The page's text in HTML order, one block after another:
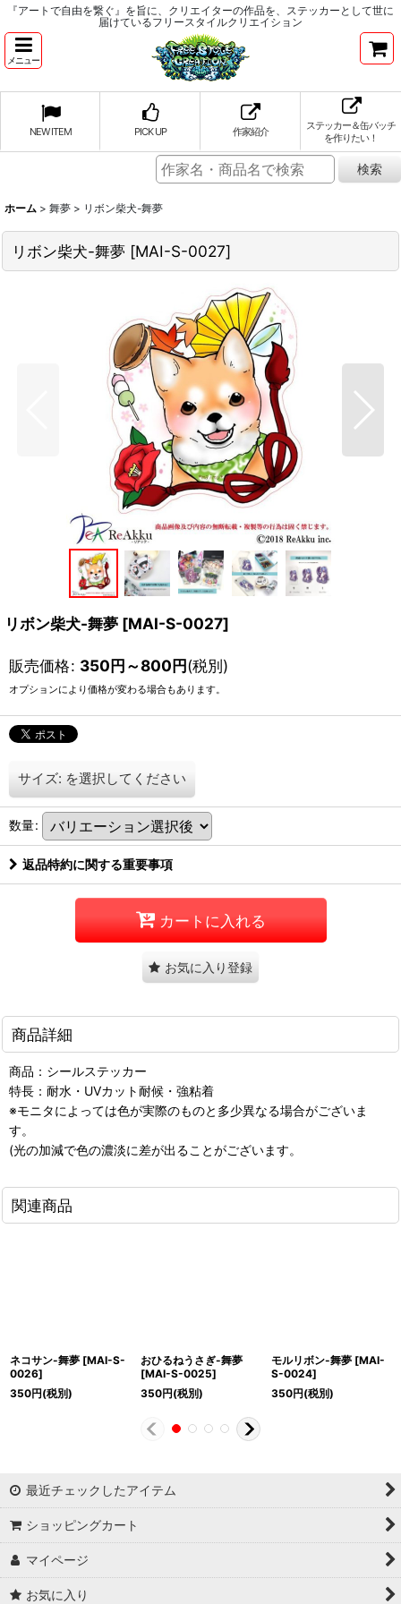
『アートで自由を繋ぐ』を旨に、クリエイターの作品を、ステッカーとして世に
届けているフリースタイルクリエイション
メニュー
NEW ITEM PICK UP 作家紹介
ステッカー＆缶バッチ
を作りたい！
ホーム > 舞夢 > リボン柴犬-舞夢
リボン柴犬-舞夢 [MAI-S-0027]
リボン柴犬-舞夢 [MAI-S-0027]
販売価格: 350円～800円(税別)
オプションにより価格が変わる場合もあります。
サイズ: を選択してください
数量:
返品特約に関する重要事項
カートに入れる
お気に入り登録
商品詳細
商品：シールステッカー
特長：耐水・UVカット耐候・強粘着
※モニタによっては色が実際のものと多少異なる場合がございま
す。
(光の加減で色の濃淡に差が出ることがございます。
関連商品
ネコサン-舞夢 [MAI-S-
0026]
350円(税別)
おひるねうさぎ-舞夢
[MAI-S-0025]
350円(税別)
モルリボン-舞夢 [MAI-
S-0024]
350円(税別)
最近チェックしたアイテム
ショッピングカート
マイページ
お気に入り